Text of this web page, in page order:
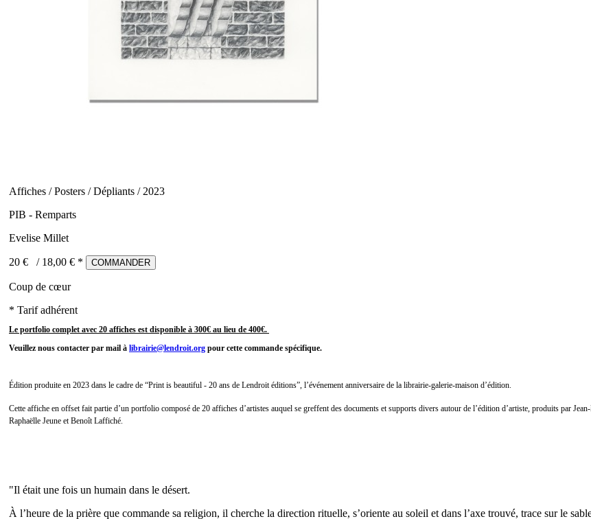
Affiches / Posters / Dépliants / 2023
PIB - Remparts
Evelise Millet
20 € / 18,00 € * COMMANDER
Coup de cœur
* Tarif adhérent
Le portfolio complet avec 20 affiches est disponible à 300€ au lieu de 400€.
Veuillez nous contacter par mail à librairie@lendroit.org pour cette commande spécifique.
Édition produite en 2023 dans le cadre de “Print is beautiful - 20 ans de Lendroit éditions”, l’événement anniversaire de la librairie-galerie-maison d’édition.
Cette affiche en offset fait partie d’un portfolio composé de 20 affiches d’artistes auquel se greffent des documents et supports divers autour de l’édition d’artiste, produits par
Raphaëlle Jeune et Benoît Laffiché.
"Il était une fois un humain dans le désert.
À l’heure de la prière que commande sa religion, il cherche la direction rituelle, s’oriente au soleil et dans l’axe trouvé, trace sur le